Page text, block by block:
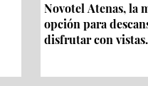
Novotel Atenas, la
opción para
disfrutar con vistas